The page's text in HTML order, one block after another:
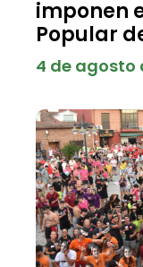
imponen
Popular
4 de agosto